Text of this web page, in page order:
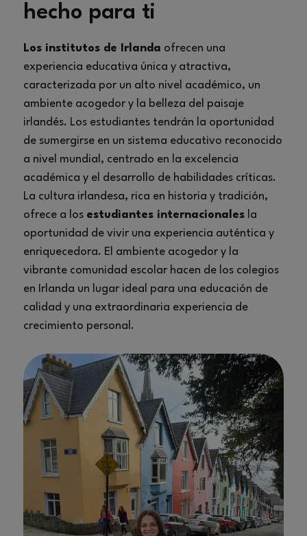
hecho para ti
Los institutos de Irlanda ofrecen una
experiencia educativa única y atractiva,
caracterizada por un alto nivel académico, un
ambiente acogedor y la belleza del paisaje
irlandés. Los estudiantes tendrán la oportunidad
de sumergirse en un sistema educativo reconocido
a nivel mundial, centrado en la excelencia
académica y el desarrollo de habilidades críticas.
La cultura irlandesa, rica en historia y tradición,
ofrece a los estudiantes internacionalesla
oportunidad de vivir una experiencia auténtica y
enriquecedora. El ambiente acogedor y la
vibrante comunidad escolar hacen de los colegios
en Irlanda un lugar ideal para una educación de
calidad y una extraordinaria experiencia de
crecimiento personal.